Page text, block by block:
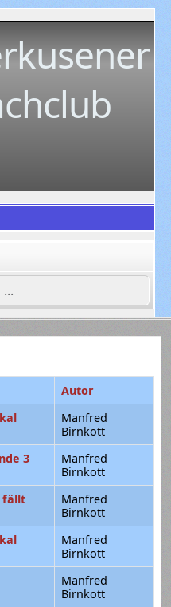
Autor
Manfred
Birnkott
3
Manfred
Birnkott
fällt
Manfred
Birnkott
Manfred
Birnkott
Manfred
Birnkott